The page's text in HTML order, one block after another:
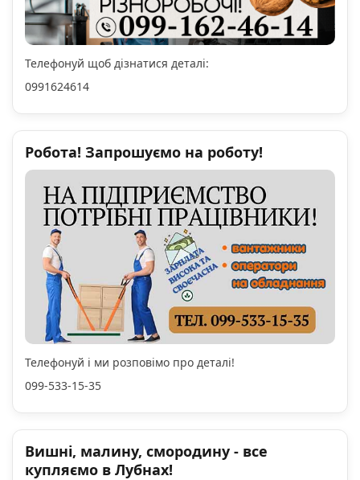
Телефонуй щоб дізнатися деталі:
0991624614
Робота! Запрошуємо на роботу!
Телефонуй і ми розповімо про деталі!
099-533-15-35
Вишні, малину, смородину - все
купляємо в Лубнах!